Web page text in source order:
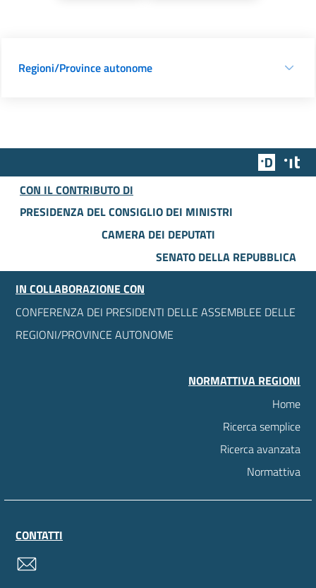
Regioni/Province autonome
Team
CON IL CONTRIBUTO DI
PRESIDENZA DEL CONSIGLIO DEI MINISTRI
CAMERA DEI DEPUTATI
SENATO DELLA REPUBBLICA
IN COLLABORAZIONE CON
CONFERENZA DEI PRESIDENTI DELLE ASSEMBLEE DELLE
REGIONI/PROVINCE AUTONOME
NORMATTIVA REGIONI
Home
Ricerca semplice
Ricerca avanzata
Normattiva
CONTATTI